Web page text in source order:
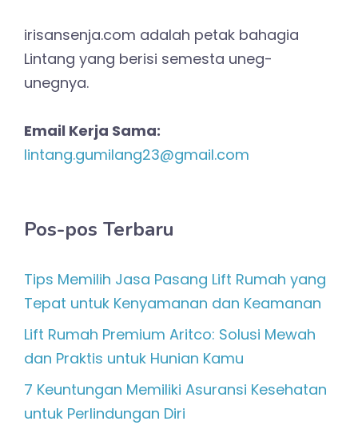
irisansenja.com adalah petak bahagia
Lintang yang berisi semesta uneg-
unegnya.
Email Kerja Sama:
lintang.gumilang23@gmail.com
Pos-pos Terbaru
Tips Memilih Jasa Pasang Lift Rumah yang
Tepat untuk Kenyamanan dan Keamanan
Lift Rumah Premium Aritco: Solusi Mewah
dan Praktis untuk Hunian Kamu
7 Keuntungan Memiliki Asuransi Kesehatan
untuk Perlindungan Diri